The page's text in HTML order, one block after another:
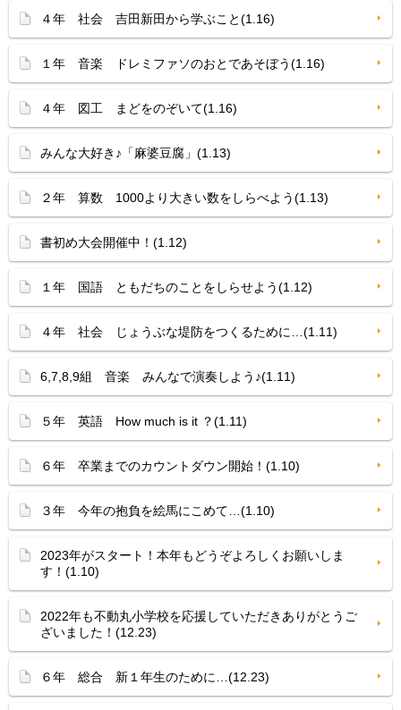
４年 社会 吉田新田から学ぶこと(1.16)
１年 音楽 ドレミファソのおとであそぼう(1.16)
４年 図工 まどをのぞいて(1.16)
みんな大好き♪「麻婆豆腐」(1.13)
２年 算数 1000より大きい数をしらべよう(1.13)
書初め大会開催中！(1.12)
１年 国語 ともだちのことをしらせよう(1.12)
４年 社会 じょうぶな堤防をつくるために…(1.11)
6,7,8,9組 音楽 みんなで演奏しよう♪(1.11)
５年 英語 How much is it ？(1.11)
６年 卒業までのカウントダウン開始！(1.10)
３年 今年の抱負を絵馬にこめて…(1.10)
2023年がスタート！本年もどうぞよろしくお願いしま
す！(1.10)
2022年も不動丸小学校を応援していただきありがとうご
ざいました！(12.23)
６年 総合 新１年生のために…(12.23)